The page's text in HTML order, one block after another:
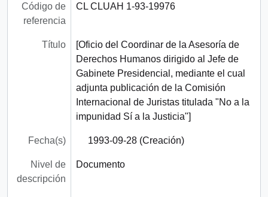
Código de
referencia
CL CLUAH 1-93-19976
Título
[Oficio del Coordinar de la Asesoría de
Derechos Humanos dirigido al Jefe de
Gabinete Presidencial, mediante el cual
adjunta publicación de la Comisión
Internacional de Juristas titulada "No a la
impunidad Sí a la Justicia"]
Fecha(s) 1993-09-28 (Creación)
Nivel de
descripción
Documento